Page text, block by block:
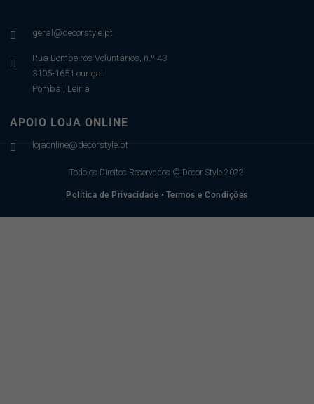
 geral@decorstyle.pt

Rua Bombeiros Voluntários, n.º 43
3105-165 Louriçal
Pombal, Leiria
APOIO LOJA ONLINE
 lojaonline@decorstyle.pt
Todo os Direitos Reservados © Decor Style 2022
Política de Privacidade • Termos e Condições